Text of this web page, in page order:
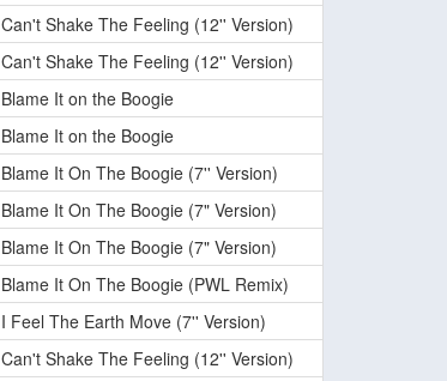
Can't Shake The Feeling (12'' Version)
Can't Shake The Feeling (12'' Version)
Blame It on the Boogie
Blame It on the Boogie
Blame It On The Boogie (7'' Version)
Blame It On The Boogie (7" Version)
Blame It On The Boogie (7" Version)
Blame It On The Boogie (PWL Remix)
I Feel The Earth Move (7'' Version)
Can't Shake The Feeling (12'' Version)